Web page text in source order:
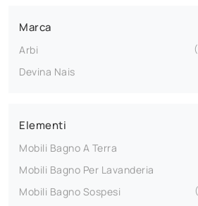
Marca
Arbi
Devina Nais
Elementi
Mobili Bagno A Terra
Mobili Bagno Per Lavanderia
Mobili Bagno Sospesi